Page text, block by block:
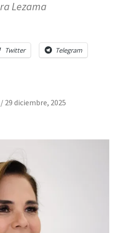
Lezama
Twitter Telegram
/ 29 diciembre, 2025